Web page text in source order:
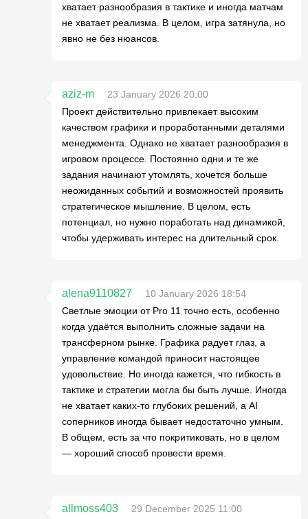
хватает разнообразия в тактике и иногда матчам
не хватает реализма. В целом, игра затянула, но
явно не без нюансов.
aziz-m
23 January 2026 20:00
Проект действительно привлекает высоким
качеством графики и проработанными деталями
менеджмента. Однако не хватает разнообразия в
игровом процессе. Постоянно одни и те же
задания начинают утомлять, хочется больше
неожиданных событий и возможностей проявить
стратегическое мышление. В целом, есть
потенциал, но нужно поработать над динамикой,
чтобы удерживать интерес на длительный срок.
alena9110827
10 January 2026 18:54
Светлые эмоции от Pro 11 точно есть, особенно
когда удаётся выполнить сложные задачи на
трансферном рынке. Графика радует глаз, а
управление командой приносит настоящее
удовольствие. Но иногда кажется, что гибкость в
тактике и стратегии могла бы быть лучше. Иногда
не хватает каких-то глубоких решений, а AI
соперников иногда бывает недостаточно умным.
В общем, есть за что покритиковать, но в целом
— хороший способ провести время.
allmoss403
29 December 2025 11:00